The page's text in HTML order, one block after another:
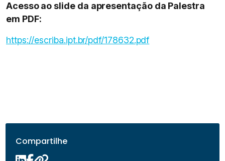
Acesso ao slide da apresentação da Palestra
em PDF:
https://escriba.ipt.br/pdf/178632.pdf
Compartilhe